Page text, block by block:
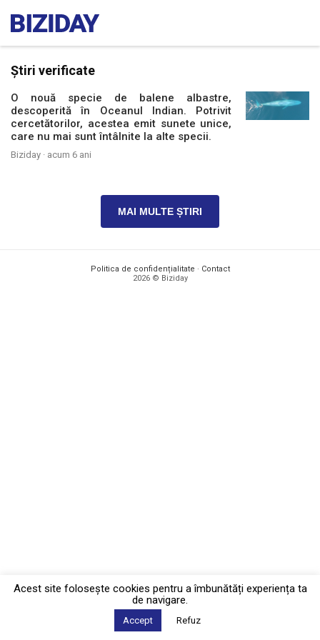
Știri verificate
O nouă specie de balene albastre,
descoperită în Oceanul Indian. Potrivit
cercetătorilor, acestea emit sunete unice,
care nu mai sunt întâlnite la alte specii.
Biziday · acum 6 ani
MAI MULTE ȘTIRI
Politica de confidențialitate · Contact
2026 © Biziday
Acest site foloseşte cookies pentru a îmbunătăți experiența ta
de navigare.
Accept Refuz